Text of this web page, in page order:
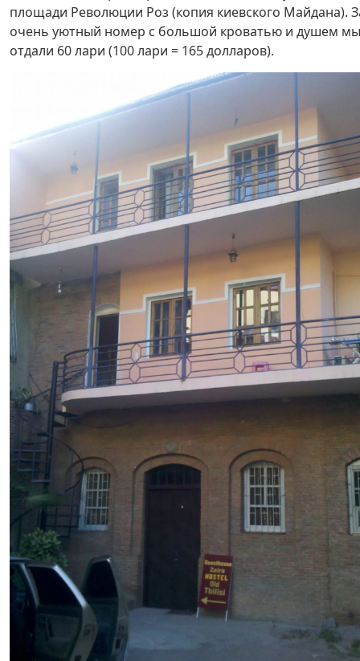
площади Революции Роз (копия киевского Майдана).
очень уютный номер с большой кроватью и душем мы
отдали 60 лари (100 лари = 165 долларов).